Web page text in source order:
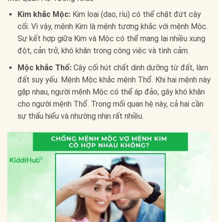
Kim khắc Mộc:Kim loại (dao, rìu) có thể chặt đứt cây
cối. Vì vậy, mệnh Kim là mệnh tương khắc với mệnh Mộc.
Sự kết hợp giữa Kim và Mộc có thể mang lại nhiều xung
đột, cản trở, khó khăn trong công việc và tình cảm.
Mộc khắc Thổ:Cây cối hút chất dinh dưỡng từ đất, làm
đất suy yếu. Mệnh Mộc khắc mệnh Thổ. Khi hai mệnh này
gặp nhau, người mệnh Mộc có thể áp đảo, gây khó khăn
cho người mệnh Thổ. Trong mối quan hệ này, cả hai cần
sự thấu hiểu và nhường nhịn rất nhiều.